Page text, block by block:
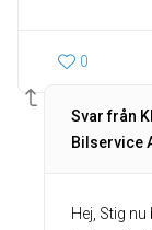
0
Svar från
Bilservice
Hej, Stig